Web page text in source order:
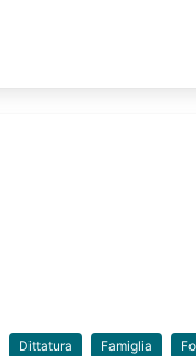
Dittatura Famiglia